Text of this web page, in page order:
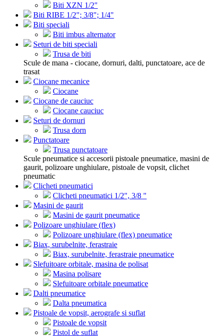
Biti XZN 1/2"
Biti RIBE 1/2"; 3/8"; 1/4"
Biti speciali
Biti imbus alternator
Seturi de biti speciali
Trusa de biti
Scule de mana - ciocane, dornuri, dalti, punctatoare, ace de
trasat
Ciocane mecanice
Ciocane
Ciocane de cauciuc
Ciocane cauciuc
Seturi de dornuri
Trusa dorn
Punctatoare
Trusa punctatoare
Scule pneumatice si accesorii pistoale pneumatice, masini de
gaurit, polizoare unghiulare, pistoale de vopsit, clichet
pneumatic
Clicheti pneumatici
Clicheti pneumatici 1/2", 3/8 "
Masini de gaurit
Masini de gaurit pneumatice
Polizoare unghiulare (flex)
Polizoare unghiulare (flex) pneumatice
Biax, surubelnite, ferastraie
Biax, surubelnite, ferastraie pneumatice
Slefuitoare orbitale, masina de polisat
Masina polisare
Slefuitoare orbitale pneumatice
Dalti pneumatice
Dalta pneumatica
Pistoale de vopsit, aerografe si suflat
Pistoale de vopsit
Pistol de suflat